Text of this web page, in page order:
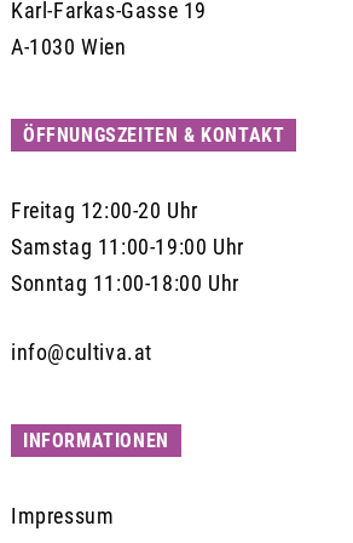
Karl-Farkas-Gasse 19
A-1030 Wien
ÖFFNUNGSZEITEN & KONTAKT
Freitag 12:00-20 Uhr
Samstag 11:00-19:00 Uhr
Sonntag 11:00-18:00 Uhr
info@cultiva.at
INFORMATIONEN
Impressum